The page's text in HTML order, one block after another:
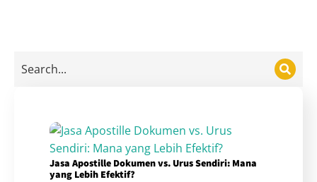
Jasa Apostille Dokumen vs. Urus Sendiri: Mana
yang Lebih Efektif?